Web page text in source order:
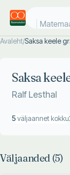
Avaleht/Saksa keele
Saksa
Ralf Lesthal
5väljaannet kokku
Väljaanded (5)